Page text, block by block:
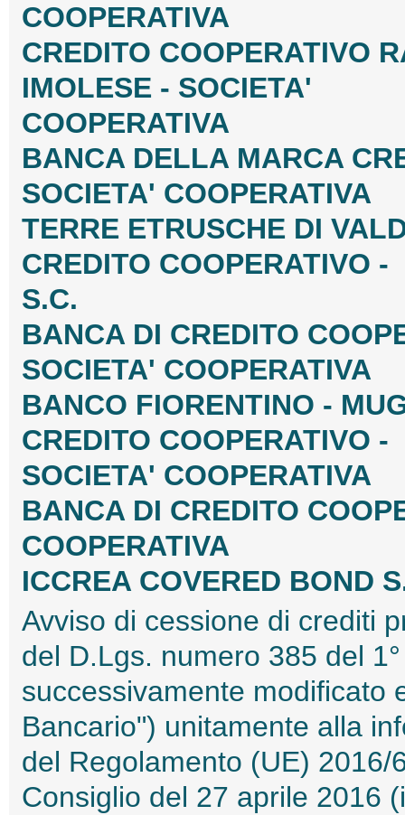
COOPERATIVA
CREDITO COOPERATIVO
IMOLESE - SOCIETA'
COOPERATIVA
BANCA DELLA MARCA
SOCIETA' COOPERATIVA
TERRE ETRUSCHE DI
CREDITO COOPERATIVO -
S.C.
BANCA DI CREDITO
SOCIETA' COOPERATIVA
BANCO FIORENTINO -
CREDITO COOPERATIVO -
SOCIETA' COOPERATIVA
BANCA DI CREDITO
COOPERATIVA
ICCREA COVERED BOND
Avviso di cessione di crediti
del D.Lgs. numero 385 del
successivamente modificato
Bancario") unitamente alla
del Regolamento (UE)
Consiglio del 27 aprile 2016